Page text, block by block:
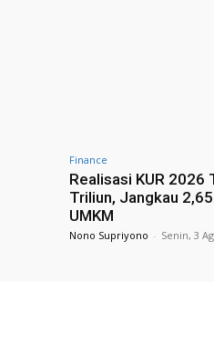
Finance
Realisasi KUR 2026
Triliun, Jangkau
UMKM
Nono Supriyono - Senin, 3